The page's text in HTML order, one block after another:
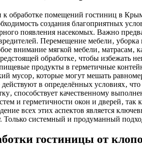
к обработке помещений гостиниц в
создания благоприятных
появления насекомых. Важно
Перемещение мебели‚
внимание мягкой мебели‚
обработке‚ чтобы избежать
продукты в герметичные
мусор‚ которые могут мешать
в определённых условиях‚
способствует качественному
и герметичности окон и дверей‚
всех этих аспектов является
Только системный и продуманный
гостиницы от